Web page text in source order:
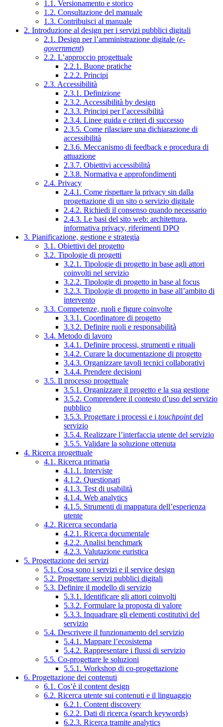
1.1. Versionamento e storico
1.2. Consultazione del manuale
1.3. Contribuisci al manuale
2. Introduzione al design per i servizi pubblici digitali
2.1. Design per l’amministrazione digitale (e-
government)
2.2. L’approccio progettuale
2.2.1. Buone pratiche
2.2.2. Principi
2.3. Accessibilità
2.3.1. Definizione
2.3.2. Accessibilità by design
2.3.3. Principi per l’accessibilità
2.3.4. Linee guida e criteri di successo
2.3.5. Come rilasciare una dichiarazione di
accessibilità
2.3.6. Meccanismo di feedback e procedura di
attuazione
2.3.7. Obiettivi accessibilità
2.3.8. Normativa e approfondimenti
2.4. Privacy
2.4.1. Come rispettare la privacy sin dalla
progettazione di un sito o servizio digitale
2.4.2. Richiedi il consenso quando necessario
2.4.3. Le basi del sito web: architettura,
informativa privacy, riferimenti DPO
3. Pianificazione, gestione e strategia
3.1. Obiettivi del progetto
3.2. Tipologie di progetti
3.2.1. Tipologie di progetto in base agli attori
coinvolti nel servizio
3.2.2. Tipologie di progetto in base al focus
3.2.3. Tipologie di progetto in base all’ambito di
intervento
3.3. Competenze, ruoli e figure coinvolte
3.3.1. Coordinatore di progetto
3.3.2. Definire ruoli e responsabilità
3.4. Metodo di lavoro
3.4.1. Definire processi, strumenti e rituali
3.4.2. Curare la documentazione di progetto
3.4.3. Organizzare tavoli tecnici collaborativi
3.4.4. Prendere decisioni
3.5. Il processo progettuale
3.5.1. Organizzare il progetto e la sua gestione
3.5.2. Comprendere il contesto d’uso del servizio
pubblico
3.5.3. Progettare i processi e i touchpointdel
servizio
3.5.4. Realizzare l’interfaccia utente del servizio
3.5.5. Validare la soluzione ottenuta
4. Ricerca progettuale
4.1. Ricerca primaria
4.1.1. Interviste
4.1.2. Questionari
4.1.3. Test di usabilità
4.1.4. Web analytics
4.1.5. Strumenti di mappatura dell’esperienza
utente
4.2. Ricerca secondaria
4.2.1. Ricerca documentale
4.2.2. Analisi benchmark
4.2.3. Valutazione euristica
5. Progettazione dei servizi
5.1. Cosa sono i servizi e il service design
5.2. Progettare servizi pubblici digitali
5.3. Definire il modello di servizio
5.3.1. Identificare gli attori coinvolti
5.3.2. Formulare la proposta di valore
5.3.3. Inquadrare gli elementi costitutivi del
servizio
5.4. Descrivere il funzionamento del servizio
5.4.1. Mappare l’ecosistema
5.4.2. Rappresentare i flussi di servizio
5.5. Co-progettare le soluzioni
5.5.1. Workshop di co-progettazione
6. Progettazione dei contenuti
6.1. Cos’è il content design
6.2. Ricerca utente sui contenuti e il linguaggio
6.2.1. Content discovery
6.2.2. Dati di ricerca (search keywords)
6.2.3. Ricerca tramite analytics